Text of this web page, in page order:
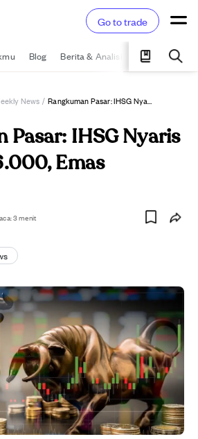
Go to trade
Blog Berita & Analisis Pelajari
News / Rangkuman Pasar: IHSG Nyaris Ke Bawah 6.000, Emas Terjungkal
Pasar: IHSG Nyaris
Emas
3 menit